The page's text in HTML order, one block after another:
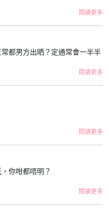
啦」但係我知道系佢唔在意屋
次佢都會hea我，又話男人要
幾好。我同佢拍拖既方式就係
亦都唔問得。我搞唔清之後條
得光，我唔知係咪依家就要分
閱讀更多
都男方出晒？定通常會一半半
閱讀更多
閱讀更多
你咁都唔明？
閱讀更多